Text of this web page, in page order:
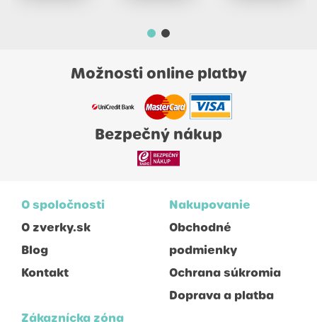
Možnosti online platby
Bezpečný nákup
O spoločnosti
O zverky.sk
Blog
Kontakt
Nakupovanie
Obchodné
podmienky
Ochrana súkromia
Doprava a platba
Zákaznícka zóna